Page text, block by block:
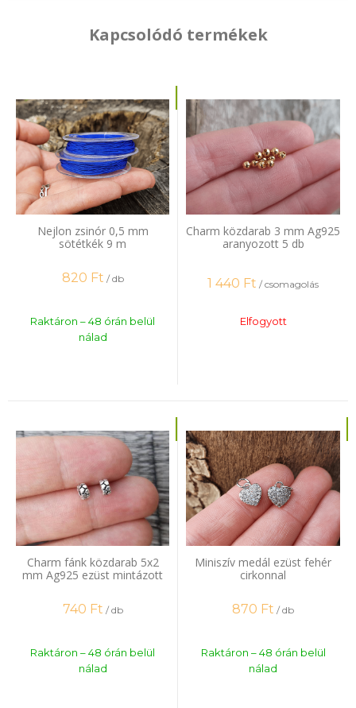
Kapcsolódó termékek
Nejlon zsinór 0,5 mm
sötétkék 9 m
820 Ft / db
Raktáron – 48 órán belül
nálad
Charm közdarab 3 mm Ag925
aranyozott 5 db
1 440 Ft / csomagolás
Elfogyott
Charm fánk közdarab 5x2
mm Ag925 ezüst mintázott
740 Ft / db
Raktáron – 48 órán belül
nálad
Miniszív medál ezüst fehér
cirkonnal
870 Ft / db
Raktáron – 48 órán belül
nálad